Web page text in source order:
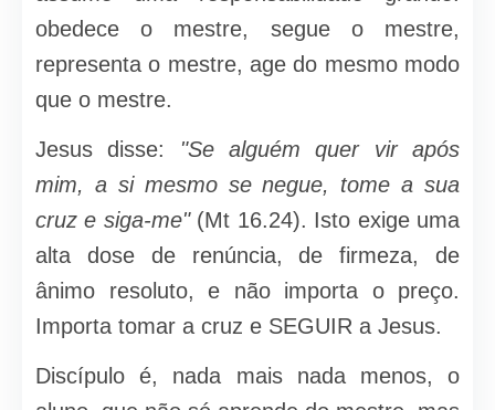
obedece o mestre, segue o mestre,
representa o mestre, age do mesmo modo
que o mestre.
Jesus disse:
"Se alguém quer vir após
mim, a si mes­mo se negue, tome a sua
cruz e siga-me" (Mt 16.24). Isto exige uma
alta dose de renúncia, de firmeza, de
ânimo reso­luto, e não importa o preço.
Importa tomar a cruz e SEGUIR a Jesus.
Discípulo é, nada mais nada menos, o